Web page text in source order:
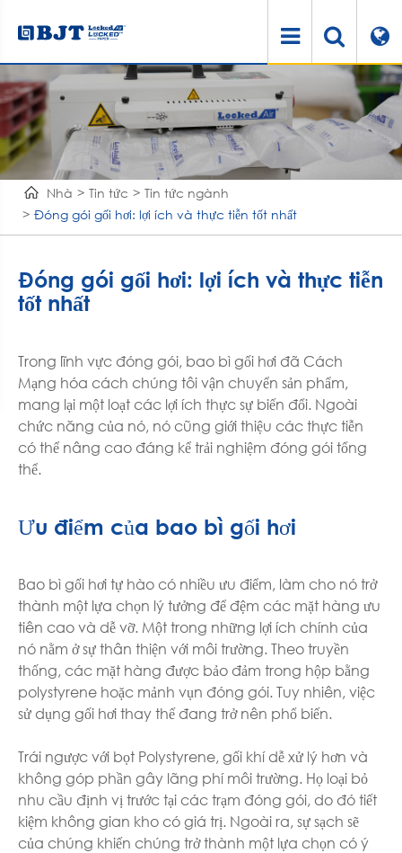
Nhà Tin tức
Tin tức ngành
Đóng gói gối hơi: lợi ích và thực tiễn tốt nhất
Đóng gói gối hơi: lợi ích và thực tiễn
tốt nhất
Trong lĩnh vực đóng gói, bao bì gối hơi đã Cách
Mạng hóa cách chúng tôi vận chuyển sản phẩm,
mang lại một loạt các lợi ích thực sự biến đổi. Ngoài
chức năng của nó, nó cũng giới thiệu các thực tiễn
có thể nâng cao đáng kể trải nghiệm đóng gói tổng
thể.
Ưu điểm của bao bì gối hơi
Bao bì gối hơi tự hào có nhiều ưu điểm, làm cho nó trở
thành một lựa chọn lý tưởng để đệm các mặt hàng ưu
tiên cao và dễ vỡ. Một trong những lợi ích chính của
nó nằm ở sự thân thiện với môi trường. Theo truyền
thống, các mặt hàng được bảo đảm trong hộp bằng
polystyrene hoặc mảnh vụn đóng gói. Tuy nhiên, việc
sử dụng gối hơi thay thế đang trở nên phổ biến.
Trái ngược với bọt Polystyrene, gối khí dễ xử lý hơn và
không góp phần gây lãng phí môi trường. Họ loại bỏ
nhu cầu định vị trước tại các trạm đóng gói, do đó tiết
kiệm không gian kho có giá trị. Ngoài ra, sự sạch sẽ
của chúng khiến chúng trở thành một lựa chọn có ý